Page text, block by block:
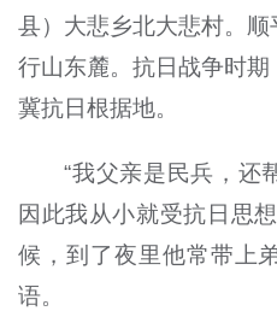
县）大悲乡北大悲村。
行山东麓。抗日战争时
冀抗日根据地。
“我父亲是民兵，还
因此我从小就受抗日思
候，到了夜里他常带上
语。